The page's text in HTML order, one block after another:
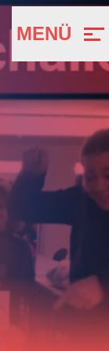
MENÜ